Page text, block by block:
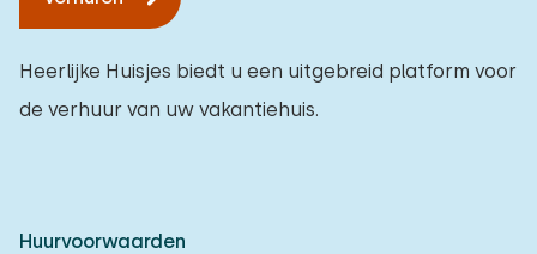
Heerlijke Huisjes biedt u een uitgebreid platform voor
de verhuur van uw vakantiehuis.
Huurvoorwaarden